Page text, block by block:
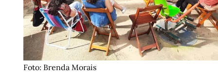
Foto: Brenda Morais